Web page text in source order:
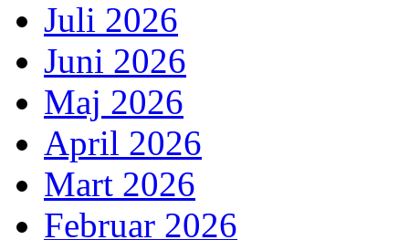
Juli 2026
Juni 2026
Maj 2026
April 2026
Mart 2026
Februar 2026